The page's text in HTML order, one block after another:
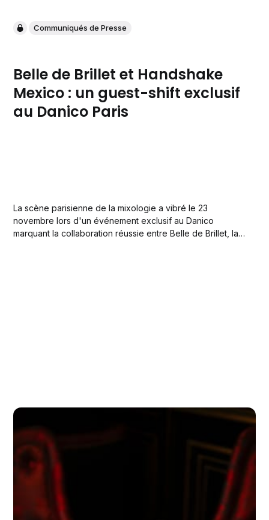
Communiqués de Presse
Belle de Brillet et Handshake
Mexico : un guest-shift exclusif
au Danico Paris
La scène parisienne de la mixologie a vibré le 23
novembre lors d'un événement exclusif au Danico
marquant la collaboration réussie entre Belle de Brillet, la